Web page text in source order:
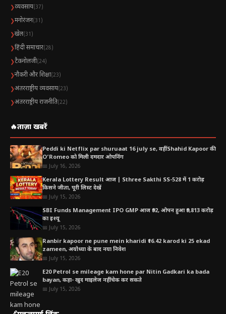
❯व्यवसाय(37)
❯मनोरंजन(31)
❯खेल(31)
❯हिंदी समाचार(28)
❯टैकनोलजी(24)
❯नौकरी और शिक्षा(23)
❯अंतरराष्ट्रीय व्यवसाय(23)
❯अंतरराष्ट्रीय राजनीति(22)
🔥ताज़ा खबरें
Peddi ki Netflix par shuruaat 16 july se, वहीं Shahid Kapoor की
O’Romeo को मिली दमदार ओपनिंग
📅 July 16, 2026
Kerala Lottery Result आज | Sthree Sakthi SS-528 में 1 करोड़
किसने जीता, पूरी लिस्ट देखें
📅 July 15, 2026
SBI Funds Management IPO GMP आज ₹92, ओपन हुआ ₹9,813 करोड़
का इश्यू
📅 July 15, 2026
Ranbir kapoor ne pune mein kharidi ₹16.42 karod ki 25 ekad
zameen, अयोध्या के बाद नया निवेश
📅 July 15, 2026
E20 Petrol se mileage kam hone par Nitin Gadkari ka bada
bayan, कहा- खुद माइलेज नहीं चेक कर सकते
📅 July 15, 2026